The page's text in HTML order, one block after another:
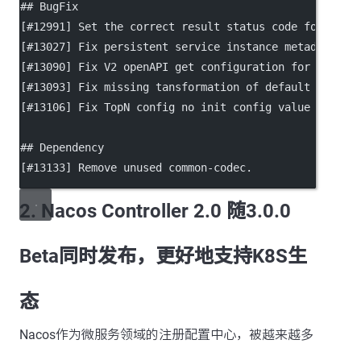
## BugFix
[#12991 ] Set the correct result status code for
[#13027] Fix persistent service instance metadata
[#13090] Fix V2 openAPI get configuration for
[#13093] Fix missing tansformation of default
[#13106] Fix TopN config no init config value in
## Dependency
[#13133] Remove unused common-codec.
2. Nacos Controller 2.0 随3.0.0
Beta同时发布，更好地支持K8S生
态
Nacos作为微服务领域的注册配置中心，被越来越多